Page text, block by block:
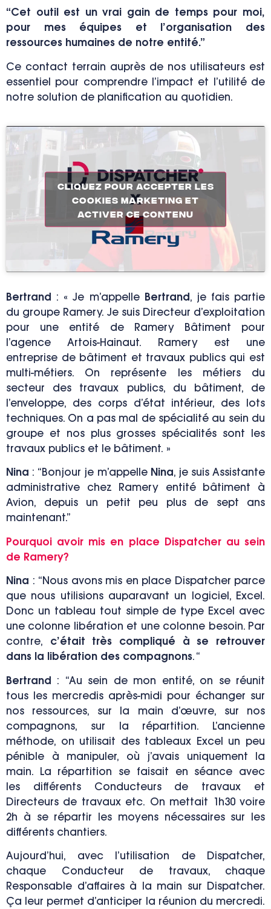
“Cet outil est un vrai gain de temps pour moi,
pour mes équipes et l’organisation des
ressources humaines de notre entité.”
Ce contact terrain auprès de nos utilisateurs est
essentiel pour comprendre l’impact et l’utilité de
notre solution de planification au quotidien.
Cliquez pour accepter les
cookies marketing et
activer ce contenu
Bertrand : « Je m’appelle Bertrand , je fais partie
du groupe Ramery. Je suis Directeur d’exploitation
pour une entité de Ramery Bâtiment pour
l’agence Artois-Hainaut. Ramery est une
entreprise de bâtiment et travaux publics qui est
multi-métiers. On représente les métiers du
secteur des travaux publics, du bâtiment, de
l’enveloppe, des corps d’état intérieur, des lots
techniques. On a pas mal de spécialité au sein du
groupe et nos plus grosses spécialités sont les
travaux publics et le bâtiment. »
Nina : “Bonjour je m’appelle Nina, je suis Assistante
administrative chez Ramery entité bâtiment à
Avion, depuis un petit peu plus de sept ans
maintenant.”
Pourquoi avoir mis en place Dispatcher au sein
de Ramery?
Nina : “Nous avons mis en place Dispatcher parce
que nous utilisions auparavant un logiciel, Excel.
Donc un tableau tout simple de type Excel avec
une colonne libération et une colonne besoin. Par
contre, c’était très compliqué à se retrouver
dans la libération des compagnons. “
Bertrand : “Au sein de mon entité, on se réunit
tous les mercredis après-midi pour échanger sur
nos ressources, sur la main d’œuvre, sur nos
compagnons, sur la répartition. L’ancienne
méthode, on utilisait des tableaux Excel un peu
pénible à manipuler, où j’avais uniquement la
main. La répartition se faisait en séance avec
les différents Conducteurs de travaux et
Directeurs de travaux etc. On mettait 1h30 voire
2h à se répartir les moyens nécessaires sur les
différents chantiers.
Aujourd’hui, avec l’utilisation de Dispatcher,
chaque Conducteur de travaux, chaque
Responsable d’affaires à la main sur Dispatcher.
Ça leur permet d’anticiper la réunion du mercredi.